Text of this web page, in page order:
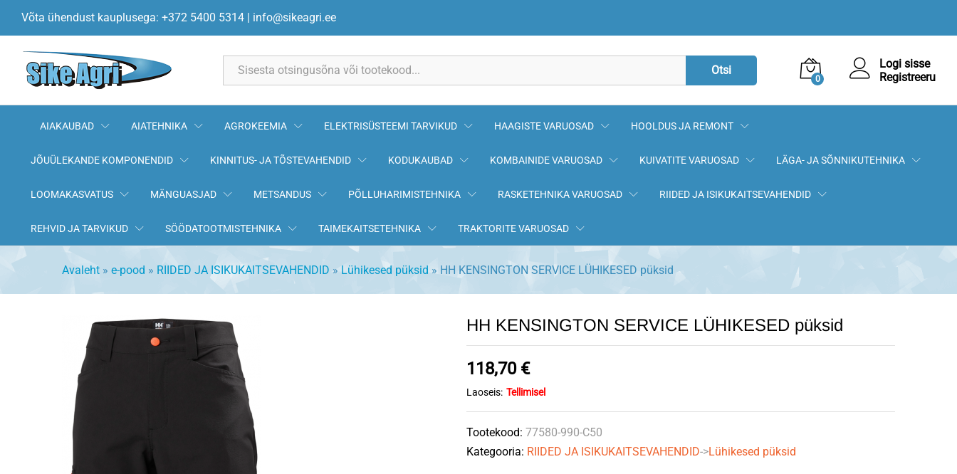
Võta ühendust kauplusega: +372 5400 5314 | info@sikeagri.ee
Otsi
0
Logi sisse
Registreeru
AIAKAUBAD AIATEHNIKA AGROKEEMIA ELEKTRISÜSTEEMI TARVIKUD HAAGISTE VARUOSAD HOOLDUS JA REMONT
JÕUÜLEKANDE KOMPONENDID KINNITUS- JA TÕSTEVAHENDID KODUKAUBAD KOMBAINIDE VARUOSAD KUIVATITE VARUOSAD LÄGA- JA SÕNNIKUTEHNIKA
LOOMAKASVATUS MÄNGUASJAD METSANDUS PÕLLUHARIMISTEHNIKA RASKETEHNIKA VARUOSAD RIIDED JA ISIKUKAITSEVAHENDID
REHVID JA TARVIKUD SÖÖDATOOTMISTEHNIKA TAIMEKAITSETEHNIKA TRAKTORITE VARUOSAD
Avaleht » e-pood » RIIDED JA ISIKUKAITSEVAHENDID » Lühikesed püksid » HH KENSINGTON SERVICE LÜHIKESED püksid
HH KENSINGTON SERVICE LÜHIKESED püksid
118,70 €
Laoseis: Tellimisel
Tootekood:77580-990-C50
Kategooria: RIIDED JA ISIKUKAITSEVAHENDID->Lühikesed püksid
Kirjeldus